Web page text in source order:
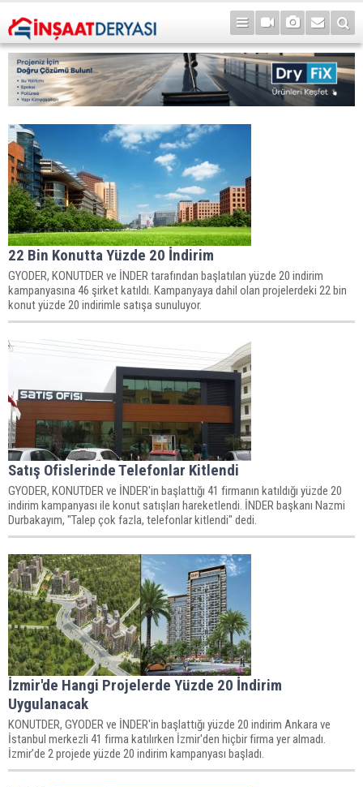
22 Bin Konutta Yüzde 20 İndirim
GYODER, KONUTDER ve İNDER tarafından başlatılan yüzde 20 indirim
kampanyasına 46 şirket katıldı. Kampanyaya dahil olan projelerdeki 22 bin
konut yüzde 20 indirimle satışa sunuluyor.
Satış Ofislerinde Telefonlar Kitlendi
GYODER, KONUTDER ve İNDER'in başlattığı 41 firmanın katıldığı yüzde 20
indirim kampanyası ile konut satışları hareketlendi. İNDER başkanı Nazmi
Durbakayım, "Talep çok fazla, telefonlar kitlendi" dedi.
İzmir'de Hangi Projelerde Yüzde 20 İndirim
Uygulanacak
KONUTDER, GYODER ve İNDER'in başlattığı yüzde 20 indirim Ankara ve
İstanbul merkezli 41 firma katılırken İzmir'den hiçbir firma yer almadı.
İzmir’de 2 projede yüzde 20 indirim kampanyası başladı.